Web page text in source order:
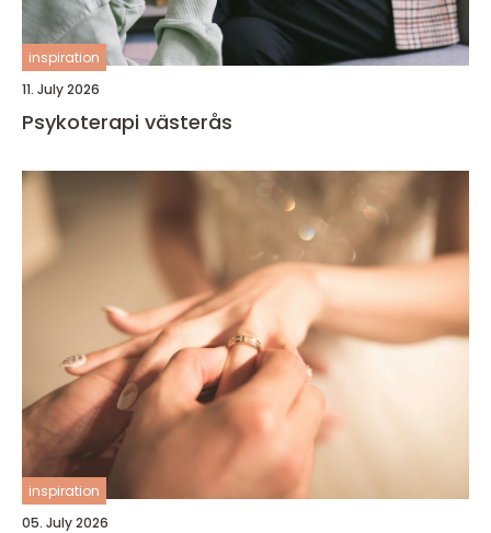
inspiration
11. July 2026
Psykoterapi västerås
inspiration
05. July 2026